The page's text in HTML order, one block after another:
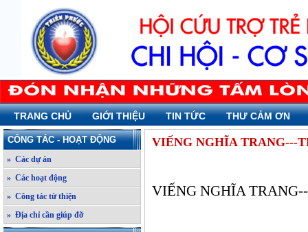
TRANG CHỦ GIỚI THIỆU TIN TỨC THƯ CẢM ƠN
CÔNG TÁC - HOẠT ĐỘNG
» Các dự án
» Các hoạt động
» Công tác từ thiện
» Địa chỉ cần giúp đỡ
VIẾNG NGHĨA TRANG---
VIẾNG NGHĨA